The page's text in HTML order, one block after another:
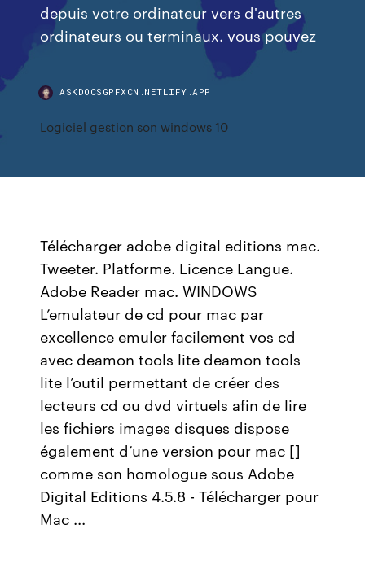
depuis votre ordinateur vers d'autres
ordinateurs ou terminaux. vous pouvez
ASKDOCSGPFXCN.NETLIFY.APP
Logiciel gestion son windows 10
Télécharger adobe digital editions mac.
Tweeter. Platforme. Licence Langue.
Adobe Reader mac. WINDOWS
L’emulateur de cd pour mac par
excellence emuler facilement vos cd
avec deamon tools lite deamon tools
lite l’outil permettant de créer des
lecteurs cd ou dvd virtuels afin de lire
les fichiers images disques dispose
également d’une version pour mac []
comme son homologue sous Adobe
Digital Editions 4.5.8 - Télécharger pour
Mac ...